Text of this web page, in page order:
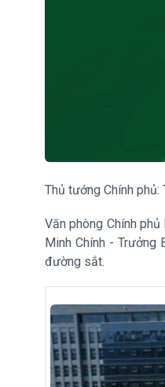
Thủ tướng Chính
Văn phòng Chính
Minh Chính - Trưởng
đường sắt.